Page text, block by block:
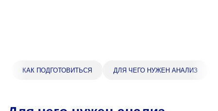
КАК ПОДГОТОВИТЬСЯ ДЛЯ ЧЕГО НУЖЕН АНАЛИЗ